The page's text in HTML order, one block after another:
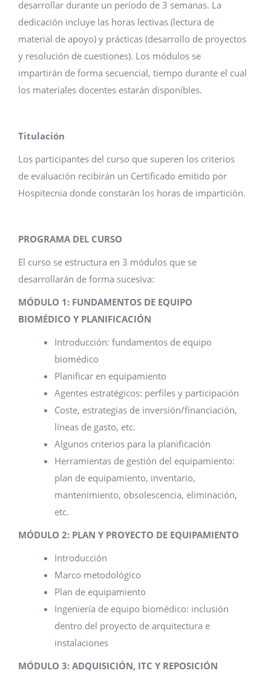
desarrollar durante un período de 3 semanas. La
dedicación incluye las horas lectivas (lectura de
material de apoyo) y prácticas (desarrollo de proyectos
y resolución de cuestiones). Los módulos se
impartirán de forma secuencial, tiempo durante el cual
los materiales docentes estarán disponibles.
Titulación
Los participantes del curso que superen los criterios
de evaluación recibirán un Certificado emitido por
Hospitecnia donde constarán los horas de impartición.
PROGRAMA DEL CURSO
El curso se estructura en 3 módulos que se
desarrollarán de forma sucesiva:
MÓDULO 1: FUNDAMENTOS DE EQUIPO
BIOMÉDICO Y PLANIFICACIÓN
Introducción: fundamentos de equipo
biomédico
Planificar en equipamiento
Agentes estratégicos: perfiles y participación
Coste, estrategias de inversión/financiación,
líneas de gasto, etc.
Algunos criterios para la planificación
Herramientas de gestión del equipamiento:
plan de equipamiento, inventario,
mantenimiento, obsolescencia, eliminación,
etc.
MÓDULO 2: PLAN Y PROYECTO DE EQUIPAMIENTO
Introducción
Marco metodológico
Plan de equipamiento
Ingeniería de equipo biomédico: inclusión
dentro del proyecto de arquitectura e
instalaciones
MÓDULO 3: ADQUISICIÓN, ITC Y REPOSICIÓN